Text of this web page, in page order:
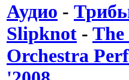
Аудио -
Slipknot - The
Orchestra